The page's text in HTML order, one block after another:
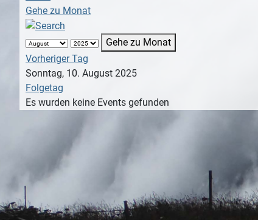
Gehe zu Monat
Gehe zu Monat
Vorheriger Tag
Sonntag, 10. August 2025
Folgetag
Es wurden keine Events gefunden